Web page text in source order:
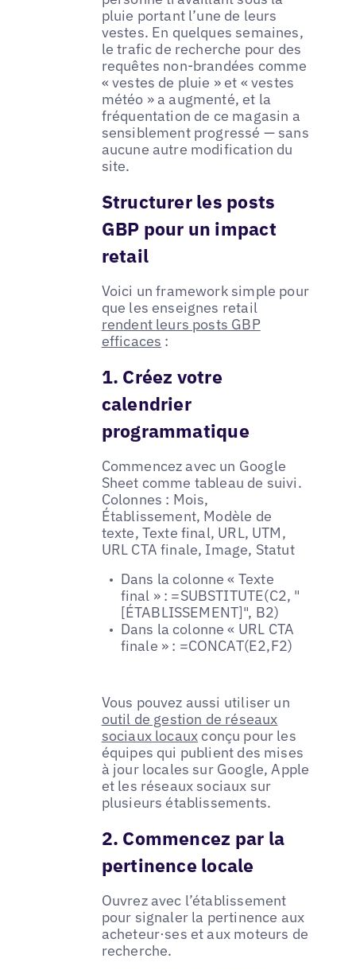
pluie portant l’une de leurs
vestes. En quelques semaines,
le trafic de recherche pour des
requêtes non-brandées comme
« vestes de pluie » et « vestes
météo » a augmenté, et la
fréquentation de ce magasin a
sensiblement progressé — sans
aucune autre modification du
site.
Structurer les posts
GBP pour un impact
retail
Voici un framework simple pour
que les enseignes retail
rendent leurs posts GBP
efficaces :
1. Créez votre
calendrier
programmatique
Commencez avec un Google
Sheet comme tableau de suivi.
Colonnes : Mois,
Établissement, Modèle de
texte, Texte final, URL, UTM,
URL CTA finale, Image, Statut
Dans la colonne « Texte
final » : =SUBSTITUTE(C2, "
[ÉTABLISSEMENT]", B2)
Dans la colonne « URL CTA
finale » : =CONCAT(E2,F2)
Vous pouvez aussi utiliser un
outil de gestion de réseaux
sociaux locauxconçu pour les
équipes qui publient des mises
à jour locales sur Google, Apple
et les réseaux sociaux sur
plusieurs établissements.
2. Commencez par la
pertinence locale
Ouvrez avec l’établissement
pour signaler la pertinence aux
acheteur·ses et aux moteurs de
recherche.